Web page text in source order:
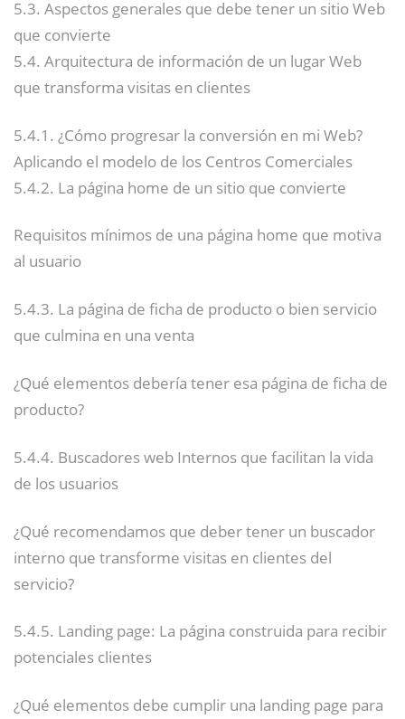
5.3. Aspectos generales que debe tener un sitio Web
que convierte
5.4. Arquitectura de información de un lugar Web
que transforma visitas en clientes
5.4.1. ¿Cómo progresar la conversión en mi Web?
Aplicando el modelo de los Centros Comerciales
5.4.2. La página home de un sitio que convierte
Requisitos mínimos de una página home que motiva
al usuario
5.4.3. La página de ficha de producto o bien servicio
que culmina en una venta
¿Qué elementos debería tener esa página de ficha de
producto?
5.4.4. Buscadores web Internos que facilitan la vida
de los usuarios
¿Qué recomendamos que deber tener un buscador
interno que transforme visitas en clientes del
servicio?
5.4.5. Landing page: La página construida para recibir
potenciales clientes
¿Qué elementos debe cumplir una landing page para